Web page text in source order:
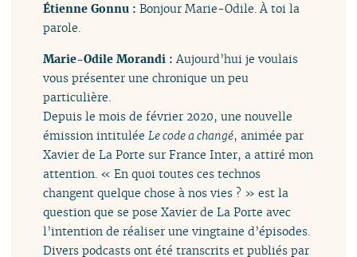
Étienne Gonnu :Bonjour Marie-Odile. À toi la
parole.
Marie-Odile Morandi :Aujourd’hui je voulais
vous présenter une chronique un peu
particulière.
Depuis le mois de février 2020, une nouvelle
émission intitulée Le code a changé, animée par
Xavier de La Porte sur France Inter, a attiré mon
attention. « En quoi toutes ces technos
changent quelque chose à nos vies ? » est la
question que se pose Xavier de La Porte avec
l’intention de réaliser une vingtaine d’épisodes.
Divers podcasts ont été transcrits et publiés par